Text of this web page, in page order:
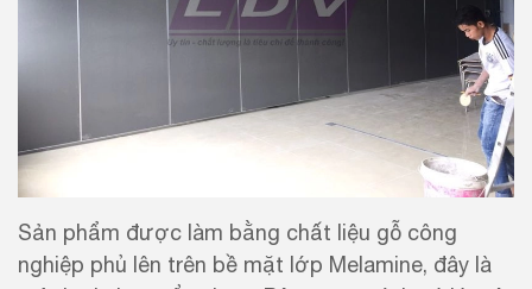
Sản phẩm được làm bằng chất liệu gỗ công
nghiệp phủ lên trên bề mặt lớp Melamine, đây là